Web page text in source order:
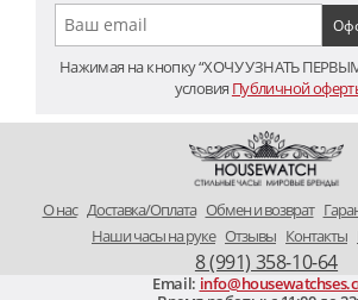
Нажимая на кнопку “ХОЧУ УЗНАТЬ
условия Публичной
O нас Доставка/Оплата Обмен и возврат
Наши часы на руке Отзывы Контакты
8 (991) 358-10-64
Email: